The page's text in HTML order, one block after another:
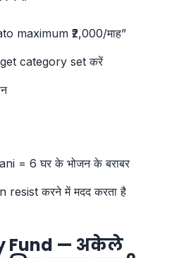
maximum ₹2,000/माह”
category set करें
= 6 घर के भोजन के बराबर
resist करने में मदद करता है
Fund — अकेले